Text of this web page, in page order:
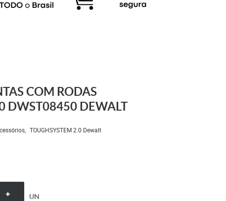
COM RODAS
DWST08450 DEWALT
TOUGHSYSTEM 2.0 Dewalt
UN